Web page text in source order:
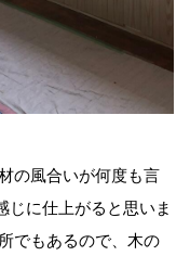
の風合いが何度も言
じに仕上がると思いま
でもあるので、木の